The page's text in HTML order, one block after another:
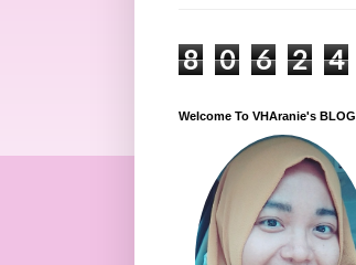
8 0 6 2 4
Welcome To VHAranie's BLOG